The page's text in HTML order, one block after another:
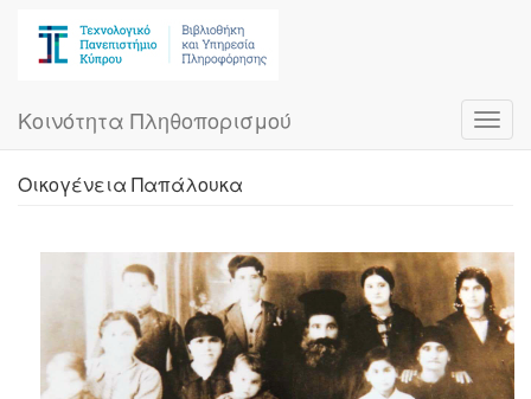
Κοινότητα Πληθοπορισμού
Οικογένεια Παπάλουκα